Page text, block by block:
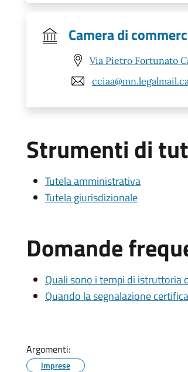
Camera di
Via Pietro Fortunato
Strumenti di
Tutela amministrativa
Tutela giurisdizionale
Domande
Quali sono i tempi di istruttoria
Quando la segnalazione
Argomenti:
Imprese